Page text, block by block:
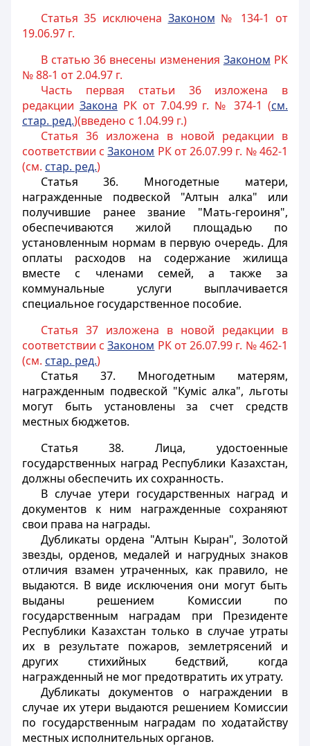
Статья 35 исключена Законом № 134-1 от
19.06.97 г.
В статью 36 внесены изменения Законом РК
№ 88-1 от 2.04.97 г.
Часть первая статьи 36 изложена в
редакции Закона РК от 7.04.99 г. № 374-1 (см.
стар. ред.)(введено с 1.04.99 г.)
Статья 36 изложена в новой редакции в
соответствии сЗаконом РК от 26.07.99 г. № 462-1
(см. стар. ред.)
Статья 36. Многодетные матери,
награжденные подвеской "Алтын алка" или
получившие ранее звание "Мать-героиня",
обеспечиваются жилой площадью по
установленным нормам в первую очередь. Для
оплаты расходов на содержание жилища
вместе с членами семей, а также за
коммунальные услуги выплачивается
специальное государственное пособие.
Статья 37 изложена в новой редакции в
соответствии сЗаконом РК от 26.07.99 г. № 462-1
(см. стар. ред.)
Статья 37. Многодетным матерям,
награжденным подвеской "Кумiс алка", льготы
могут быть установлены за счет средств
местных бюджетов.
Статья 38. Лица, удостоенные
государственных наград Республики Казахстан,
должны обеспечить их сохранность.
В случае утери государственных наград и
документов к ним награжденные сохраняют
свои права на награды.
Дубликаты ордена "Алтын Кыран", Золотой
звезды, орденов, медалей и нагрудных знаков
отличия взамен утраченных, как правило, не
выдаются. В виде исключения они могут быть
выданы решением Комиссии по
государственным наградам при Президенте
Республики Казахстан только в случае утраты
их в результате пожаров, землетрясений и
других стихийных бедствий, когда
награжденный не мог предотвратить их утрату.
Дубликаты документов о награждении в
случае их утери выдаются решением Комиссии
по государственным наградам по ходатайству
местных исполнительных органов.